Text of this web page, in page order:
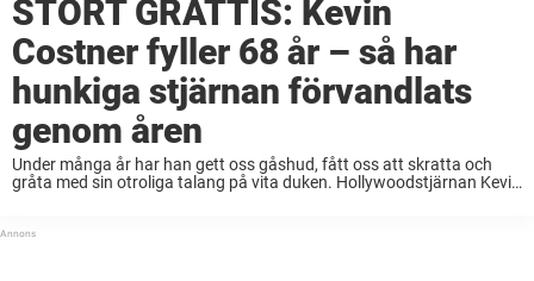
STORT GRATTIS: Kevin
Costner fyller 68 år – så har
hunkiga stjärnan förvandlats
genom åren
Under många år har han gett oss gåshud, fått oss att skratta och
gråta med sin otroliga talang på vita duken. Hollywoodstjärnan Kevin